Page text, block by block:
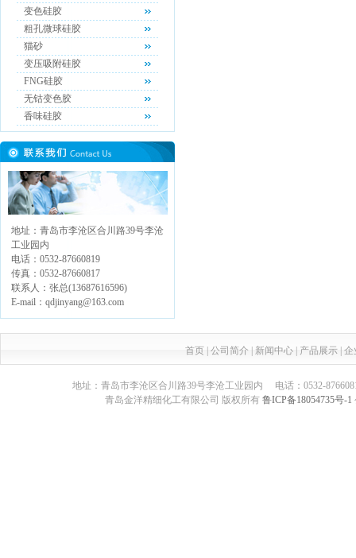
变色硅胶
粗孔微球硅胶
猫砂
变压吸附硅胶
FNG硅胶
无钴变色胶
香味硅胶
地址：青岛市李沧区合川路39号李沧
工业园内
电话：0532-87660819
传真：0532-87660817
联系人：张总(13687616596)
E-mail：qdjinyang@163.com
首页 公司简介 新闻中心 产品展示 企
地址：青岛市李沧区合川路39号李沧工业园内 电话：0532-
青岛金洋精细化工有限公司 版权所有 鲁ICP备18054735号-1